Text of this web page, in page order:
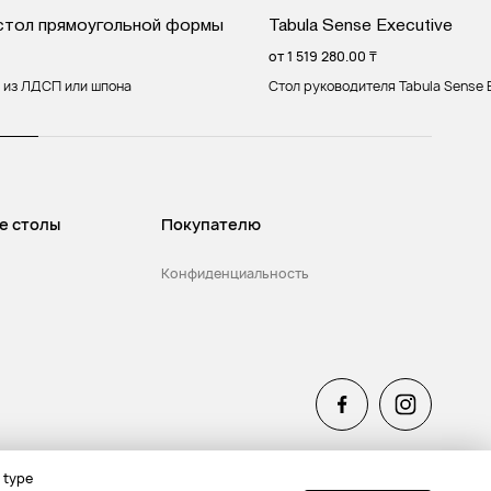
прямоугольной формы
из ЛДСП или шпона
Tabula Sense Executive
от1 519 280.00 ₸
Стол руководителя Tabula Sense
столы Покупателю
Конфиденциальность
type